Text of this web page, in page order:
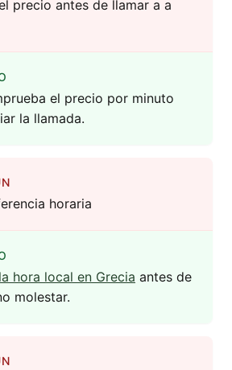
precio antes de llamar a a
el precio por minuto
la llamada.
horaria
la hora local en Grecia antes de
molestar.